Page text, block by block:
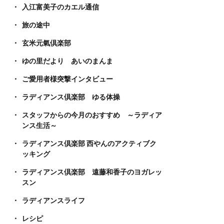
入江富美子のカエル通信
旅の途中
玄米元氣倶楽部
ゆの里だより あいのまんま
ご愛用者様突撃インタビュー
ラディアンス倶楽部 ゆる体操
スタッフからの今月のおすすめ ～ラディア
ンス生活～
ラディアンス倶楽部 西やんのアクティブク
ッキング
ラディアンス倶楽部 遠藤和香子のヨガレッ
スン
ラディアンスライフ
レシピ